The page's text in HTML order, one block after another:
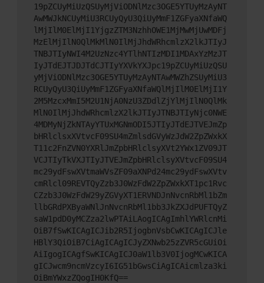
19pZCUyMiUzQSUyMjViODNlMzc3OGE5YTUyMzAyNT
AwMWJkNCUyMiU3RCUyQyU3QiUyMmF1ZGFyaXNfaWQ
lMjIlM0ElMjI1YjgzZTM3NzhhOWE1MjMwMjUwMDFj
MzElMjIlN0QlMkMlN0IlMjJhdWRhcmlzX2lkJTIyJ
TNBJTIyNWI4M2UzNzc4YTlhNTIzMDI1MDAxYzMzJT
IyJTdEJTJDJTdCJTIyYXVkYXJpc19pZCUyMiUzQSU
yMjViODNlMzc3OGE5YTUyMzAyNTAwMWZhZSUyMiU3
RCUyQyU3QiUyMmF1ZGFyaXNfaWQlMjIlM0ElMjI1Y
2M5MzcxMmI5M2U1NjA0NzU3ZDdlZjYlMjIlN0QlMk
MlN0IlMjJhdWRhcmlzX2lkJTIyJTNBJTIyNjc0NWE
4MDMyNjZkNTAyYTUxMGNmODI5JTIyJTdEJTVEJmZp
bHRlclsxXVtvcF09SU4mZmlsdGVyWzJdW2ZpZWxkX
T11c2FnZVN0YXRlJmZpbHRlclsyXVt2YWx1ZV09JT
VCJTIyTkVXJTIyJTVEJmZpbHRlclsyXVtvcF09SU4
mc29ydFswXVtmaWVsZF09aXNPd24mc29ydFswXVtv
cmRlcl09REVTQyZzb3J0WzFdW2ZpZWxkXT1pc1Rvc
CZzb3J0WzFdW29yZGVyXT1ERVNDJnNvcnRbMl1bZm
llbGRdPXByaWNlJnNvcnRbMl1bb3JkZXJdPUFTQyZ
saW1pdD0yMCZza2lwPTAiLAogICAgImhlYWRlcnMi
OiB7fSwKICAgICJib2R5IjogbnVsbCwKICAgICJle
HBlY3QiOiB7CiAgICAgICJyZXNwb25zZVR5cGUiOi
AiIgogICAgfSwKICAgICJ0aW1lb3V0IjogMCwKICA
gICJwcm9ncmVzcyI6IG51bGwsCiAgICAicmlza3ki
OiBmYWxzZQogIH0KfQ==